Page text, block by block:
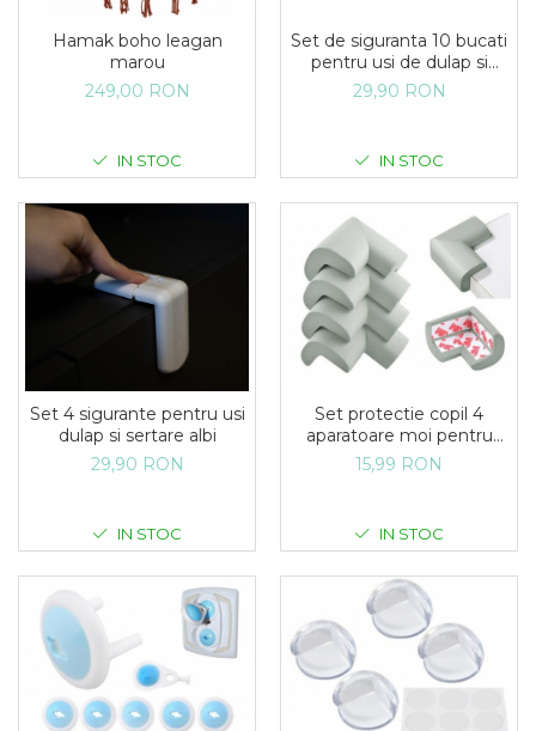
Hamak boho leagan
marou
249,00 RON
IN STOC
Set de siguranta 10 bucati
pentru usi de dulap si
sertare negri
29,90 RON
IN STOC
Set 4 sigurante pentru usi
dulap si sertare albi
29,90 RON
IN STOC
Set protectie copil 4
aparatoare moi pentru
colturi
15,99 RON
IN STOC